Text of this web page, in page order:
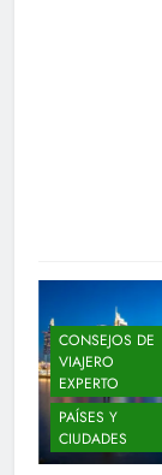
CONSEJOS DE
VIAJERO
EXPERTO
PAÍSES Y
CIUDADES